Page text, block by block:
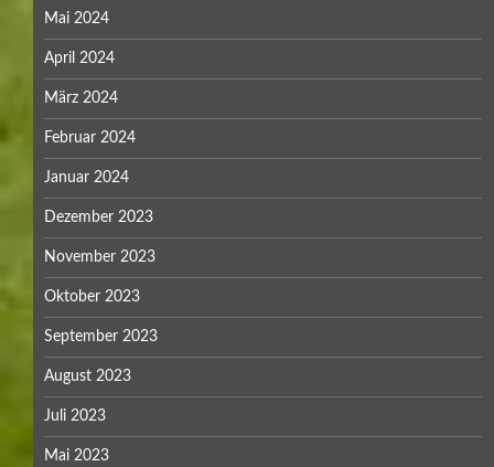
Mai 2024
April 2024
März 2024
Februar 2024
Januar 2024
Dezember 2023
November 2023
Oktober 2023
September 2023
August 2023
Juli 2023
Mai 2023